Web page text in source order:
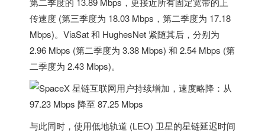
传速度 (第三季度为 18.03 Mbps，第二季度为 17.18
Mbps)。ViaSat 和 HughesNet 紧随其后，分别为
2.96 Mbps (第二季度为 3.38 Mbps) 和 2.54 Mbps (第
二季度为 2.43 Mbps)。
与此同时，使用低地轨道 (LEO) 卫星的星链延迟时间